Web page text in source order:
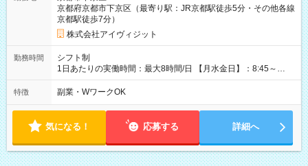
京都府京都市下京区（最寄り駅：JR京都駅徒歩5分・その他各線
京都駅徒歩7分）
株式会社アイヴィジット
勤務時間
シフト制
1日あたりの実働時間：最大8時間/日 【月水金日】：8:45～
16:30 【火木】：8:45～19:00 週3日～OK、シフト制 ※扶養内
勤務OK ※月1回～2回程度、日曜日出勤をお願いします。 ※時間
ん。
特徴 副業・WワークOK
気になる！ 応募する 詳細へ